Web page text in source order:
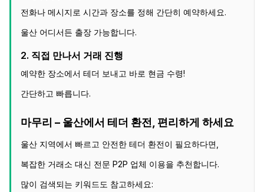
전화나 메시지로 시간과 장소를 정해 간단히 예약하세요.
울산 어디서든 출장 가능합니다.
2. 직접 만나서 거래 진행
예약한 장소에서 테더 보내고 바로 현금 수령!
간단하고 빠릅니다.
마무리 – 울산에서 테더 환전, 편리하게 하세요
울산 지역에서 빠르고 안전한 테더 환전이 필요하다면,
복잡한 거래소 대신 전문 P2P 업체 이용을 추천합니다.
많이 검색되는 키워드도 참고하세요: